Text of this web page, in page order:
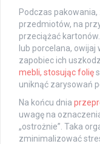
Podczas
przedmiotów, na
przeciążać
lub porcelana,
zapobiec ich
mebli, stosując folię
uniknąć zarysowań
Na końcu dnia
uwagę na
„ostrożnie”. Taka
zminimalizować